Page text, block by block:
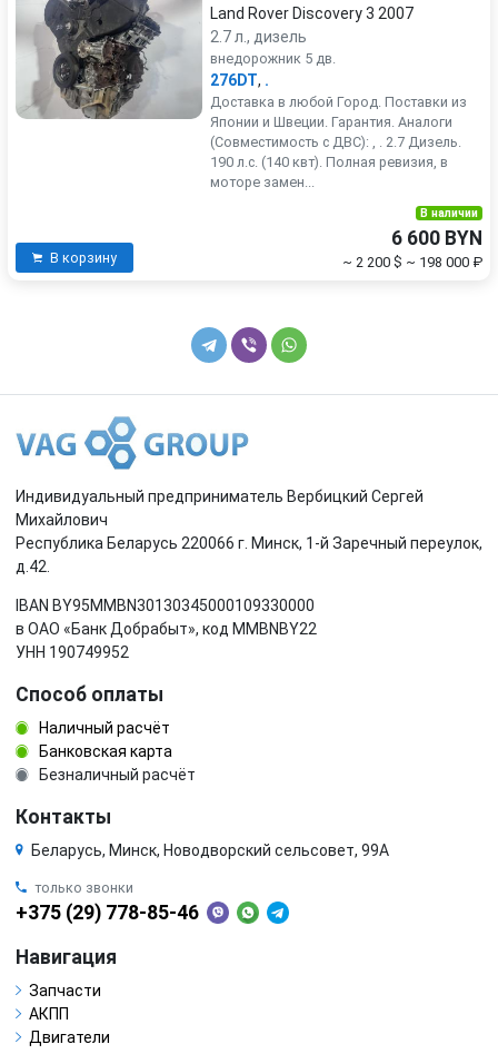
Land Rover Discovery 3 2007
2.7 л., дизель
внедорожник 5 дв.
276DT, .
Доставка в любой Город. Поставки из
Японии и Швеции. Гарантия. Аналоги
(Совместимость с ДВС): , . 2.7 Дизель.
190 л.с. (140 квт). Полная ревизия, в
моторе замен...
В корзину
В наличии
6 600 BYN
~ 2 200 $ ~ 198 000 ₽
Индивидуальный предприниматель Вербицкий Сергей
Михайлович
Республика Беларусь 220066 г. Минск, 1-й Заречный переулок,
д.42.
IBAN BY95MMBN30130345000109330000
в ОАО «Банк Добрабыт», код MMBNBY22
УНН 190749952
Способ оплаты
Наличный расчёт
Банковская карта
Безналичный расчёт
Контакты
Беларусь, Минск, Новодворский сельсовет, 99А
только звонки
+375 (29) 778-85-46
Навигация
Запчасти
АКПП
Двигатели